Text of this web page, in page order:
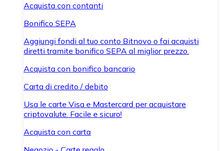
Acquista con contanti
Bonifico SEPA
Aggiungi fondi al tuo conto Bitnovo o fai acquisti
diretti tramite bonifico SEPA al miglior prezzo.
Acquista con bonifico bancario
Carta di credito / debito
Usa le carte Visa e Mastercard per acquistare
criptovalute. Facile e sicuro!
Acquista con carta